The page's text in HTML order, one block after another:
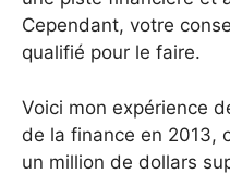
Cependant, votre
qualifié pour le faire.
Voici mon expérience
de la finance en 2013,
un million de dollars